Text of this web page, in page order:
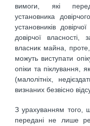
вимоги, які
установника
установників
довірчої
власник майна,
можуть виступати
опіки та піклування,
(малолітніх,
визнаних безвісно
З урахуванням того,
передані не лише